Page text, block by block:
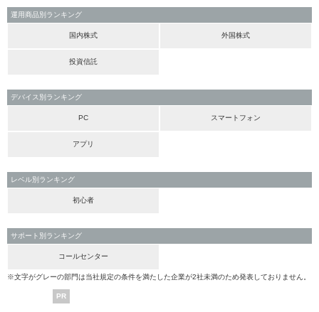
運用商品別ランキング
国内株式 外国株式
投資信託
デバイス別ランキング
PC スマートフォン
アプリ
レベル別ランキング
初心者
サポート別ランキング
コールセンター
※文字がグレーの部門は当社規定の条件を満たした企業が2社未満のため発表しておりません。
PR